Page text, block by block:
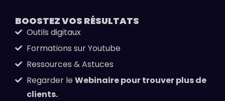
BOOSTEZ VOS RÉSULTATS
Outils digitaux
Formations sur Youtube
Ressources & Astuces
Regarder leWebinaire pour trouver plus de
clients.